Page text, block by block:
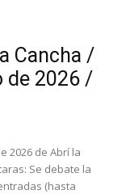
Cancha /
de 2026 /
2026 de Abrí la
Se debate la
(hasta